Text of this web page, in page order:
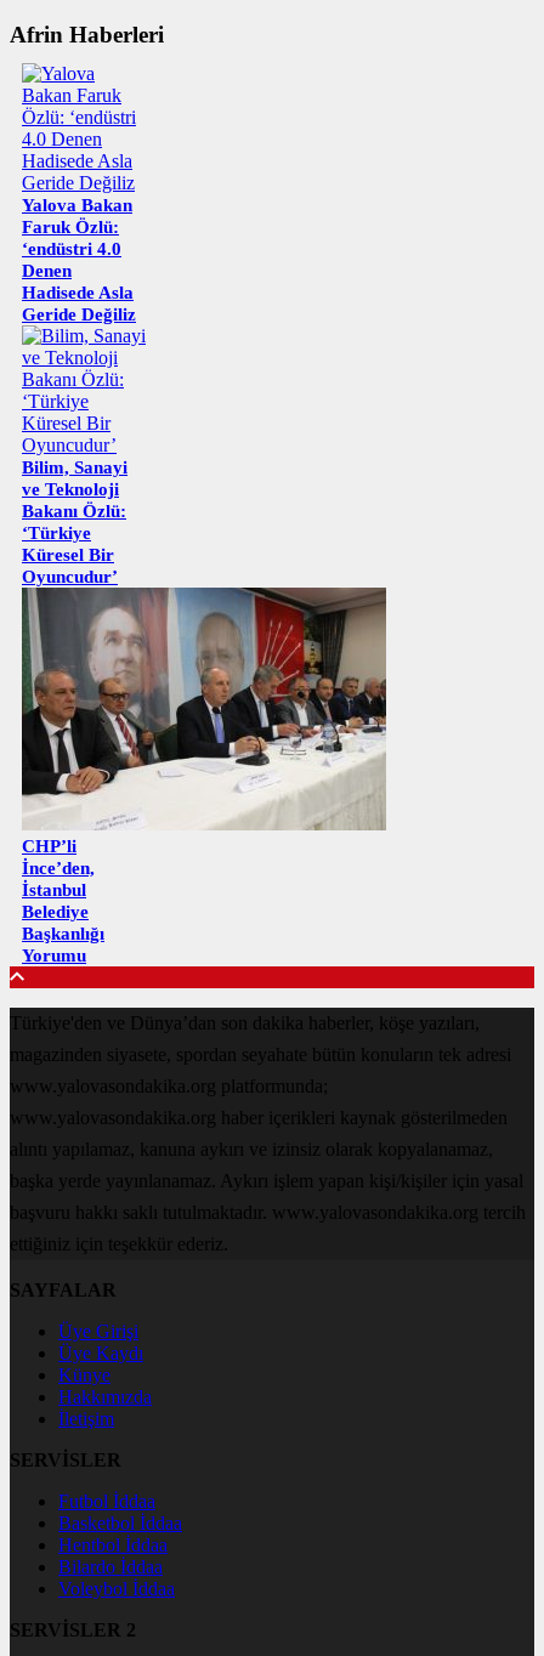
Afrin Haberleri
Yalova Bakan
Faruk Özlü:
‘endüstri 4.0
Denen
Hadisede Asla
Geride Değiliz
Bilim, Sanayi
ve Teknoloji
Bakanı Özlü:
‘Türkiye
Küresel Bir
Oyuncudur’
CHP’li
İnce’den,
İstanbul
Belediye
Başkanlığı
Yorumu
Türkiye'den ve Dünya’dan son dakika haberler, köşe yazıları,
magazinden siyasete, spordan seyahate bütün konuların tek adresi
www.yalovasondakika.org platformunda;
www.yalovasondakika.org haber içerikleri kaynak gösterilmeden
alıntı yapılamaz, kanuna aykırı ve izinsiz olarak kopyalanamaz,
başka yerde yayınlanamaz. Aykırı işlem yapan kişi/kişiler için yasal
başvuru hakkı saklı tutulmaktadır. www.yalovasondakika.org tercih
ettiğiniz için teşekkür ederiz.
SAYFALAR
Üye Girişi
Üye Kaydı
Künye
Hakkımızda
İletişim
SERVİSLER
Futbol İddaa
Basketbol İddaa
Hentbol İddaa
Bilardo İddaa
Voleybol İddaa
SERVİSLER 2